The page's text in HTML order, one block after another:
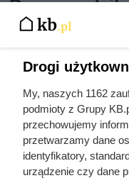
Doprowadził
liczby ludzi
jako bohatera
Drogi
My, naszych 1162
podmioty z Grupy
przechowujemy
przetwarzamy dane
identyfikatory,
urządzenie czy dane